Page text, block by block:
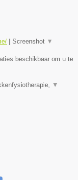
Screenshot ▼
beschikbaar om u te
▼